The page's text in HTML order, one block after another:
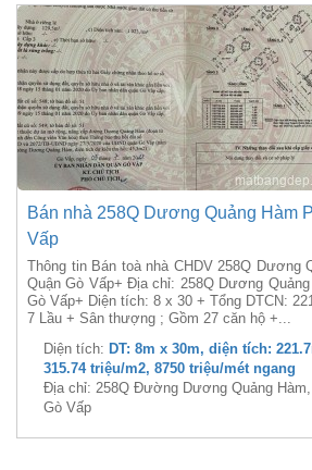
Bán nhà 258Q Dương Quảng Hàm
Vấp
Thông tin Bán toà nhà CHDV 258Q Dương
Quận Gò Vấp+ Địa chỉ: 258Q Dương
Gò Vấp+ Diện tích: 8 x 30 + Tổng DTCN:
7 Lầu + Sân thượng ; Gồm 27 căn hộ +...
Diện tích: DT: 8m x 30m, diện tích:
315.74 triệu/m2, 8750 triệu/mét ngang
Địa chỉ: 258Q Đường Dương Quảng
Gò Vấp